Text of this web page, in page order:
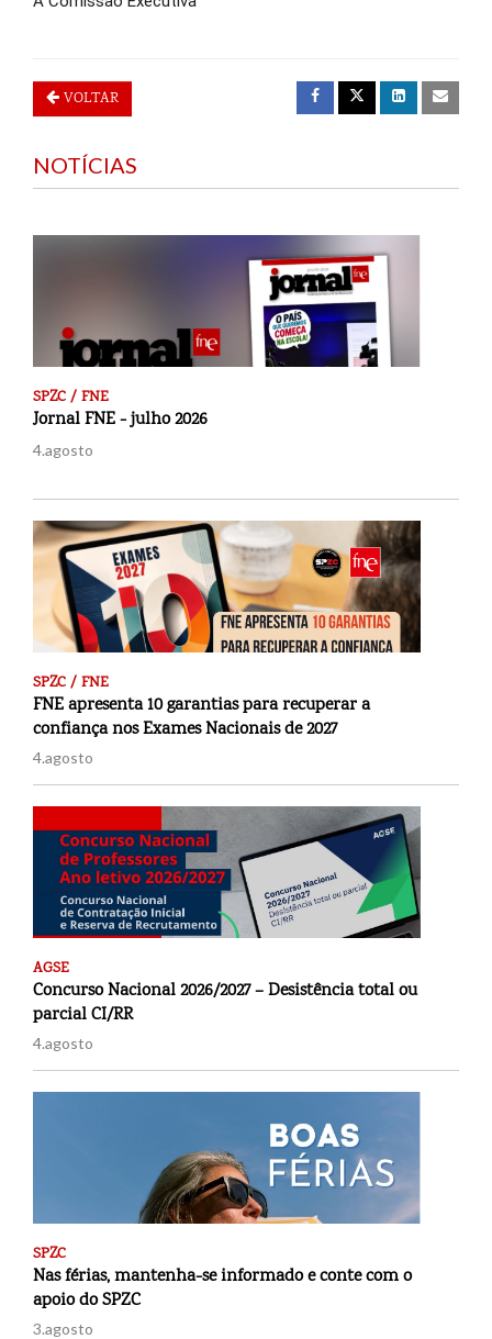
VOLTAR
NOTÍCIAS
SPZC / FNE
Jornal FNE - julho 2026
4.agosto
SPZC / FNE
FNE apresenta 10 garantias para recuperar a
confiança nos Exames Nacionais de 2027
4.agosto
AGSE
Concurso Nacional 2026/2027 – Desistência total ou
parcial CI/RR
4.agosto
SPZC
Nas férias, mantenha-se informado e conte com o
apoio do SPZC
3.agosto